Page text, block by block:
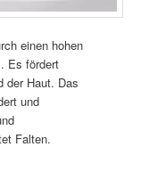
einen hohen
Es fördert
der Haut. Das
und
Falten.